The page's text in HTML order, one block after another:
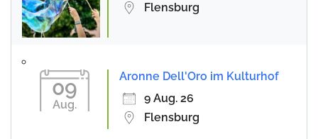
Flensburg
09
Aug.
Aronne Dell'Oro im Kulturhof
9 Aug. 26
Flensburg